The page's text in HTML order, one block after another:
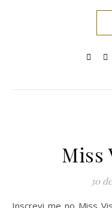
Miss
30
Inscrevi me no Miss Viseu 2020 com o intuito de ganhar,